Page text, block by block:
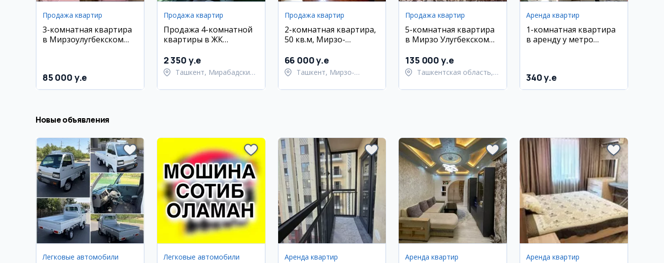
Продажа квартир
3-комнатная квартира
в Мирзоулугбекском
85 000 y.e
Продажа квартир
Продажа 4-комнатной
квартиры в ЖК
2 350 y.e
Ташкент, Мирабадский
Продажа квартир
2-комнатная квартира,
50 кв.м, Мирзо-
66 000 y.e
Ташкент, Мирзо-
Продажа квартир
5-комнатная квартира
в Мирзо Улугбекском
135 000 y.e
Ташкентская область,
Аренда квартир
1-комнатная квартира
в аренду у метро
340 y.e
Новые объявления
Легковые автомобили Легковые автомобили Аренда квартир Аренда квартир Аренда квартир